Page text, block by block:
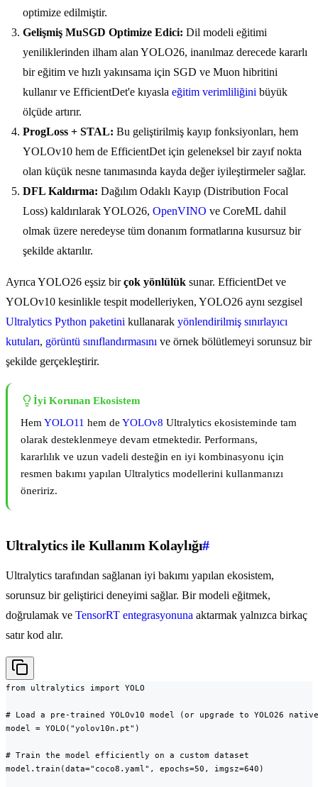
optimize edilmiştir.
Gelişmiş MuSGD Optimize Edici: Dil modeli eğitimi
yeniliklerinden ilham alan YOLO26, inanılmaz derecede kararlı
bir eğitim ve hızlı yakınsama için SGD ve Muon hibritini
kullanır ve EfficientDet'e kıyasla eğitim verimliliğini büyük
ölçüde artırır.
ProgLoss + STAL: Bu geliştirilmiş kayıp fonksiyonları, hem
YOLOv10 hem de EfficientDet için geleneksel bir zayıf nokta
olan küçük nesne tanımasında kayda değer iyileştirmeler sağlar.
DFL Kaldırma: Dağılım Odaklı Kayıp (Distribution Focal
Loss) kaldırılarak YOLO26, OpenVINO ve CoreML dahil
olmak üzere neredeyse tüm donanım formatlarına kusursuz bir
şekilde aktarılır.
Ayrıca YOLO26 eşsiz birçok yönlülük sunar. EfficientDet ve
YOLOv10 kesinlikle tespit modelleriyken, YOLO26 aynı sezgisel
Ultralytics Python paketini kullanarak yönlendirilmiş sınırlayıcı
kutuları, görüntü sınıflandırmasını ve örnek bölütlemeyi sorunsuz bir
şekilde gerçekleştirir.
İyi Korunan Ekosistem
Hem YOLO11 hem de YOLOv8 Ultralytics ekosisteminde tam
olarak desteklenmeye devam etmektedir. Performans,
kararlılık ve uzun vadeli desteğin en iyi kombinasyonu için
resmen bakımı yapılan Ultralytics modellerini kullanmanızı
öneririz.
Ultralytics ile Kullanım Kolaylığı#
Ultralytics tarafından sağlanan iyi bakımı yapılan ekosistem,
sorunsuz bir geliştirici deneyimi sağlar. Bir modeli eğitmek,
doğrulamak ve TensorRT entegrasyonuna aktarmak yalnızca birkaç
satır kod alır.
from ultralytics import YOLO
# Load a pre-trained YOLOv10 model (or upgrade to YOLO26
model = YOLO("yolov10n.pt")
# Train the model efficiently on a custom dataset
model.train(data="coco8.yaml", epochs=50, imgsz=640)